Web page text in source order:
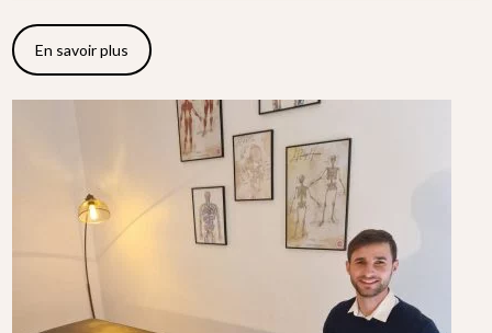
En savoir plus